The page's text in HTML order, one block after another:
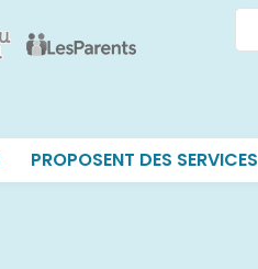
PROPOSENT DES SERVICES